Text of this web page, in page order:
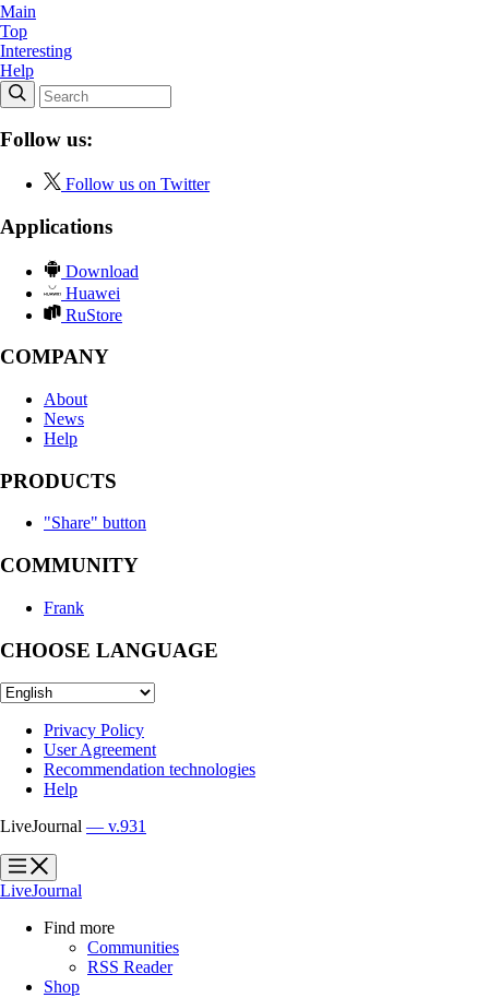
Main
Top
Interesting
Help
Follow us:
Follow us on Twitter
Applications
Download
Huawei
RuStore
COMPANY
About
News
Help
PRODUCTS
"Share" button
COMMUNITY
Frank
CHOOSE LANGUAGE
Privacy Policy
User Agreement
Recommendation technologies
Help
LiveJournal — v.931
?
?
LiveJournal
Find more
Communities
RSS Reader
Shop